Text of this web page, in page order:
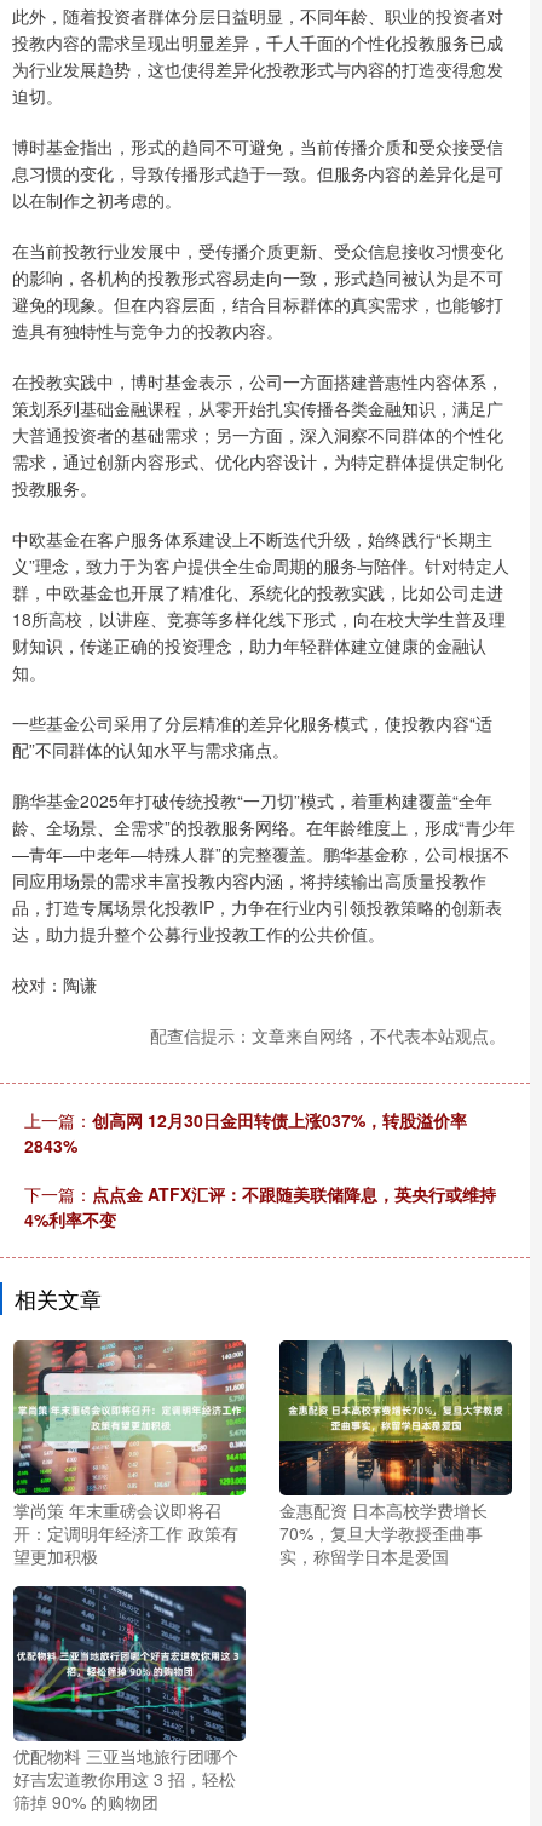
此外，随着投资者群体分层日益明显，不同年龄、职业的投资者对
投教内容的需求呈现出明显差异，千人千面的个性化投教服务已成
为行业发展趋势，这也使得差异化投教形式与内容的打造变得愈发
迫切。
博时基金指出，形式的趋同不可避免，当前传播介质和受众接受信
息习惯的变化，导致传播形式趋于一致。但服务内容的差异化是可
以在制作之初考虑的。
在当前投教行业发展中，受传播介质更新、受众信息接收习惯变化
的影响，各机构的投教形式容易走向一致，形式趋同被认为是不可
避免的现象。但在内容层面，结合目标群体的真实需求，也能够打
造具有独特性与竞争力的投教内容。
在投教实践中，博时基金表示，公司一方面搭建普惠性内容体系，
策划系列基础金融课程，从零开始扎实传播各类金融知识，满足广
大普通投资者的基础需求；另一方面，深入洞察不同群体的个性化
需求，通过创新内容形式、优化内容设计，为特定群体提供定制化
投教服务。
中欧基金在客户服务体系建设上不断迭代升级，始终践行“长期主
义”理念，致力于为客户提供全生命周期的服务与陪伴。针对特定人
群，中欧基金也开展了精准化、系统化的投教实践，比如公司走进
18所高校，以讲座、竞赛等多样化线下形式，向在校大学生普及理
财知识，传递正确的投资理念，助力年轻群体建立健康的金融认
知。
一些基金公司采用了分层精准的差异化服务模式，使投教内容“适
配”不同群体的认知水平与需求痛点。
鹏华基金2025年打破传统投教“一刀切”模式，着重构建覆盖“全年
龄、全场景、全需求”的投教服务网络。在年龄维度上，形成“青少年
—青年—中老年—特殊人群”的完整覆盖。鹏华基金称，公司根据不
同应用场景的需求丰富投教内容内涵，将持续输出高质量投教作
品，打造专属场景化投教IP，力争在行业内引领投教策略的创新表
达，助力提升整个公募行业投教工作的公共价值。
校对：陶谦
配查信提示：文章来自网络，不代表本站观点。
上一篇： 创高网 12月30日金田转债上涨037%，转股溢价率
2843%
下一篇： 点点金 ATFX汇评：不跟随美联储降息，英央行或维持
4%利率不变
相关文章
掌尚策 年末重磅会议即将召
开：定调明年经济工作 政策有
望更加积极
金惠配资 日本高校学费增长
70%，复旦大学教授歪曲事
实，称留学日本是爱国
优配物料 三亚当地旅行团哪个
好吉宏道教你用这 3 招，轻松
筛掉 90% 的购物团